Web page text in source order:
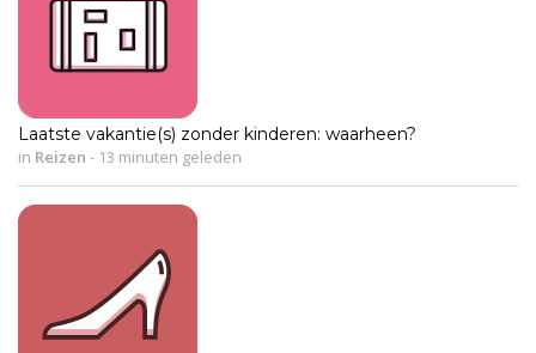
Laatste vakantie(s) zonder kinderen: waarheen?
in Reizen - 13 minuten geleden